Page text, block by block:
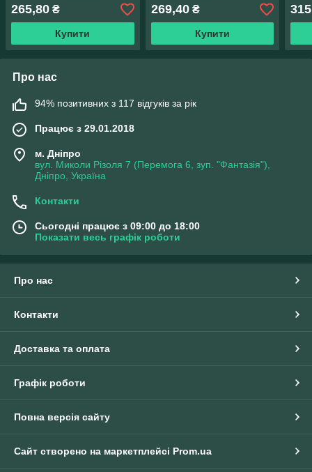
265,80 ₴
Купити
металік (502)
269,40₴
Купити
315
Про нас
94% позитивних з 117 відгуків за рік
Працює з 29.01.2018
м. Дніпро
вул. Миколи Різоля 7 (Перемога 6, зуп. "Фантазія"),
Дніпро, Україна
Контакти
Сьогодні працює з 09:00 до 18:00
Показати весь графік роботи
Про нас
Контакти
Доставка та оплата
Графік роботи
Повна версія сайту
Сайт створено на маркетплейсі Prom.ua